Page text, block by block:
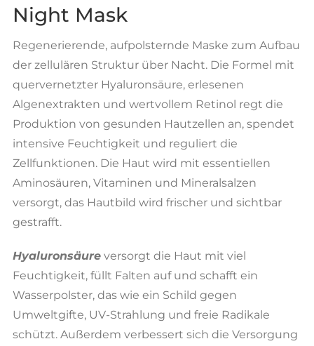
Night Mask
Regenerierende, aufpolsternde Maske zum Aufbau
der zellulären Struktur über Nacht. Die Formel mit
quervernetzter Hyaluronsäure, erlesenen
Algenextrakten und wertvollem Retinol regt die
Produktion von gesunden Hautzellen an, spendet
intensive Feuchtigkeit und reguliert die
Zellfunktionen. Die Haut wird mit essentiellen
Aminosäuren, Vitaminen und Mineralsalzen
versorgt, das Hautbild wird frischer und sichtbar
gestrafft.
Hyaluronsäureversorgt die Haut mit viel
Feuchtigkeit, füllt Falten auf und schafft ein
Wasserpolster, das wie ein Schild gegen
Umweltgifte, UV-Strahlung und freie Radikale
schützt. Außerdem verbessert sich die Versorgung